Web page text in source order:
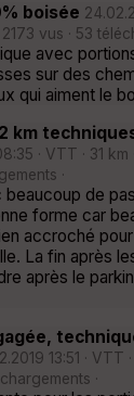
boisée
2173 vus · 53
avec
sur des
qui aiment le
km
· VTT · 31
·
de
forme car
accroché
La fin après
après le
13:51 · VTT
·